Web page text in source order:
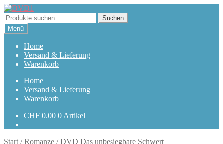
Zur
Navigation
springen
Zum
Inhalt
springen
Suchen
nach:
Suchen
Menü
Home
Versand & Lieferung
Warenkorb
Home
Versand & Lieferung
Warenkorb
CHF 0.00 0 Artikel
Start /Romanze /DVD Das unbesiegbare Schwert